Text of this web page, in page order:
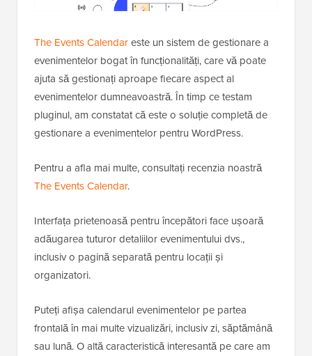
The Events Calendareste un sistem de gestionare a
evenimentelor bogat în funcționalități, care vă poate
ajuta să gestionați aproape fiecare aspect al
evenimentelor dumneavoastră. În timp ce testam
pluginul, am constatat că este o soluție completă de
gestionare a evenimentelor pentru WordPress.
Pentru a afla mai multe, consultați recenzia noastră
The Events Calendar.
Interfața prietenoasă pentru începători face ușoară
adăugarea tuturor detaliilor evenimentului dvs.,
inclusiv o pagină separată pentru locații și
organizatori.
Puteți afișa calendarul evenimentelor pe partea
frontală în mai multe vizualizări, inclusiv zi, săptămână
sau lună. O altă caracteristică interesantă pe care am